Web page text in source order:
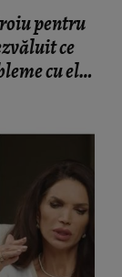
pentru
ce
cu el: